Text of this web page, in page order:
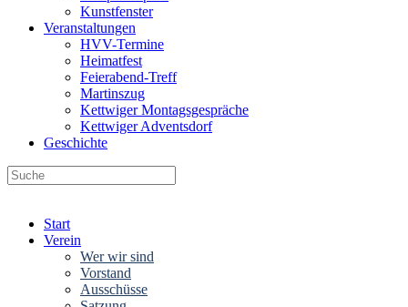
Kunstfenster
Veranstaltungen
HVV-Termine
Heimatfest
Feierabend-Treff
Martinszug
Kettwiger Montagsgespräche
Kettwiger Adventsdorf
Geschichte
Start
Verein
Wer wir sind
Vorstand
Ausschüsse